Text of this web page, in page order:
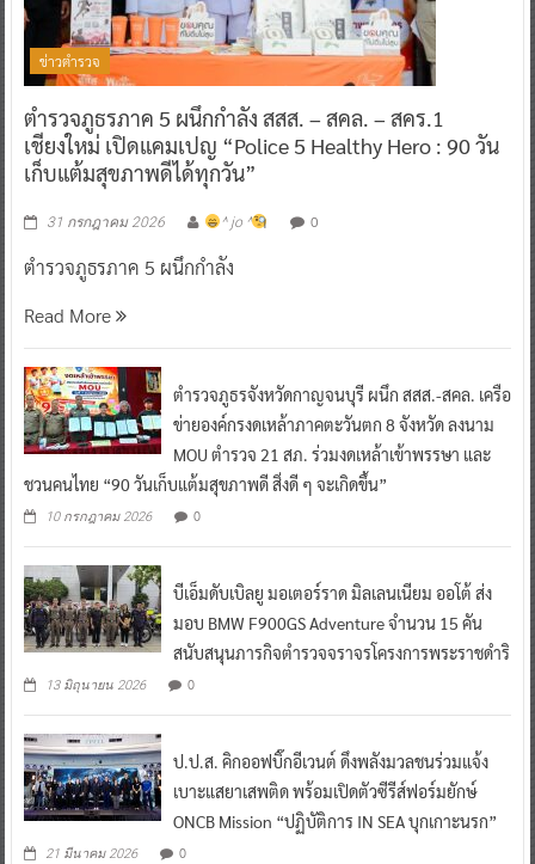
ข่าวตำรวจ
ตำรวจภูธรภาค 5 ผนึกกำลัง สสส. – สคล. – สคร.1
เชียงใหม่ เปิดแคมเปญ “Police 5 Healthy Hero : 90 วัน
เก็บแต้มสุขภาพดีได้ทุกวัน”
31 กรกฎาคม 2026 ^ jo ^ 0
ตำรวจภูธรภาค 5 ผนึกกำลัง
Read More
ตำรวจภูธรจังหวัดกาญจนบุรี ผนึก สสส.-สคล. เครือ
ข่ายองค์กรงดเหล้าภาคตะวันตก 8 จังหวัด ลงนาม
MOU ตำรวจ 21 สภ. ร่วมงดเหล้าเข้าพรรษา และ
ชวนคนไทย “90 วันเก็บแต้มสุขภาพดี สิ่งดี ๆ จะเกิดขึ้น”
10 กรกฎาคม 2026 0
บีเอ็มดับเบิลยู มอเตอร์ราด มิลเลนเนียม ออโต้ ส่ง
มอบ BMW F900GS Adventure จำนวน 15 คัน
สนับสนุนภารกิจตำรวจจราจรโครงการพระราชดำริ
13 มิถุนายน 2026 0
ป.ป.ส. คิกออฟบิ๊กอีเวนต์ ดึงพลังมวลชนร่วมแจ้ง
เบาะแสยาเสพติด พร้อมเปิดตัวซีรีส์ฟอร์มยักษ์
ONCB Mission “ปฏิบัติการ IN SEA บุกเกาะนรก”
21 มีนาคม 2026 0